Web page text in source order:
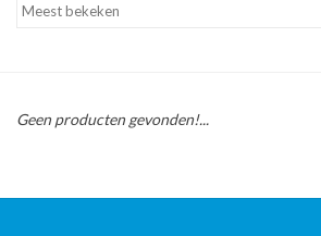
Onderdelen bakwanden
Over ons
Geen producten gevonden!...